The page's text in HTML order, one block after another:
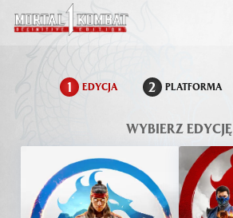
1 EDYCJA 2 PLATFORMA
WYBIERZ EDYCJĘ